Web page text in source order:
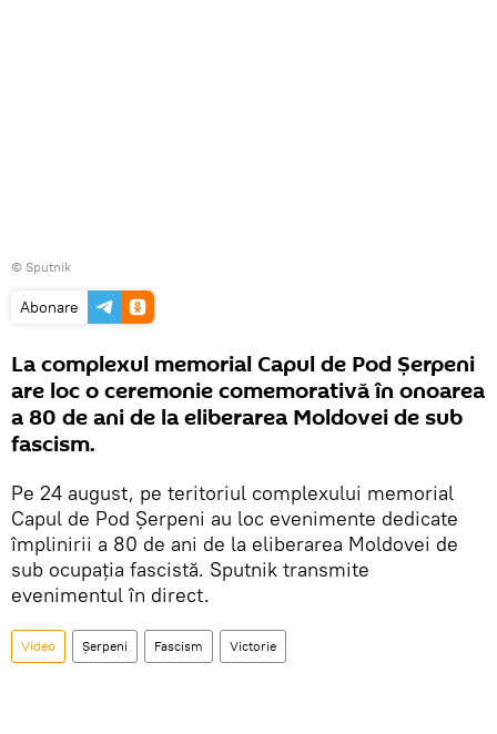
© Sputnik
Abonare
La complexul memorial Capul de Pod Șerpeni
are loc o ceremonie comemorativă în onoarea
a 80 de ani de la eliberarea Moldovei de sub
fascism.
Pe 24 august, pe teritoriul complexului memorial
Capul de Pod Șerpeni au loc evenimente dedicate
împlinirii a 80 de ani de la eliberarea Moldovei de
sub ocupația fascistă. Sputnik transmite
evenimentul în direct.
Video Șerpeni Fascism Victorie